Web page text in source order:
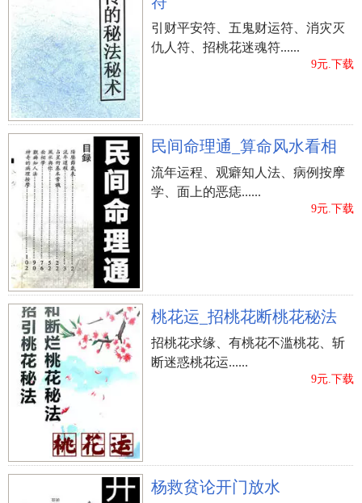
（许斯伯）、（许俊捷）、（许英范）、（许运
珧）、（许良骏）、（许飞羽）
（许元洲）、（许立轩）、（许敬曦）、（许子
濯）、（许泽宇）、（许昂雄）
（许志专）、（许旭彬）、（许昊硕）、（许健
康）、（许远大）、（许鸿运）
许姓男孩取名有喻意
?、许展鹏
【字意】 展表明展翅欲飞、翼展、未来展望；鹏表
明雄壮、杰出、鹏博，实际意义幽美。
【喻意】 该姓名能够趣解得：“蓬莱欲往宁无计，
一展弥天展鹏翅（宋•洪适《洽日亭》）”。四字成
语大展鸿图 凤翥鹏翔拓展了姓名的诗意。
【乐律】 许、展、鹏的字读音是xǔ、zhǎn、péng，
音调为上声、上声、阴平。
【字形】 许为左右结构，姓名学笔画11画；展为半
包围，姓名学笔画10画；鹏为左右结构，姓名学笔
画19画；字形幽美，有利于撰写。
【五格】 该姓名的五格笔画配搭为11-10-19，五格
出众。
引财平安符、五鬼财运符、消灾灭
仇人符、招桃花迷魂符......
9元.下载
民间命理通_算命风水看相
流年运程、观癖知人法、病例按摩
学、面上的恶痣......
9元.下载
桃花运_招桃花断桃花秘法
招桃花求缘、有桃花不滥桃花、斩
断迷惑桃花运......
9元.下载
杨救贫论开门放水